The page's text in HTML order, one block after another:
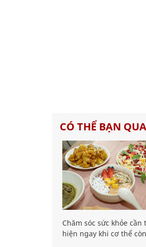
CÓ THỂ BẠN
Chăm sóc sức khỏe cần
hiện ngay khi cơ thể